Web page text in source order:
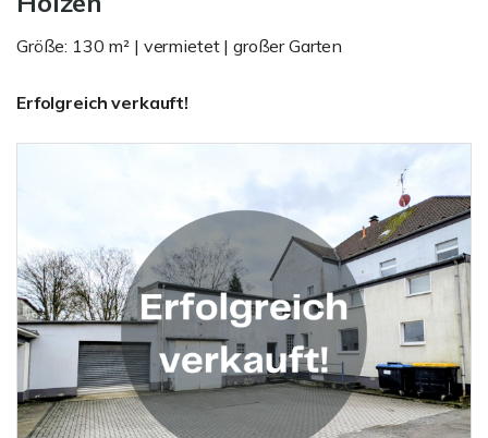
Größe: 130 m² | vermietet | großer Garten
Erfolgreich verkauft!